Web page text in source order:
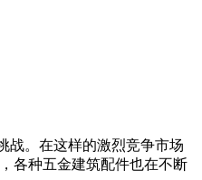
。在这样的激烈竞争市场
各种五金建筑配件也在不断